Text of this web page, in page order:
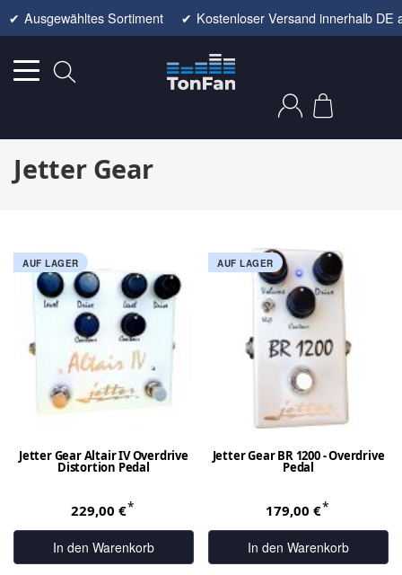
✔ Ausgewähltes Sortiment ✔ Kostenloser Versand innerhalb DE
Jetter Gear
AUF LAGER
Jetter Gear Altair IV Overdrive
Distortion Pedal
229,00 €*
In den Warenkorb
AUF LAGER
Jetter Gear BR 1200 - Overdrive
Pedal
179,00 €*
In den Warenkorb